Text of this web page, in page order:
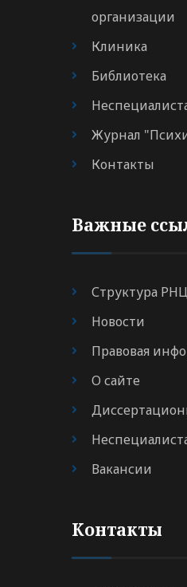
организации
Клиника
Библиотека
Журнал
Контакты
Важные
Структура
Новости
Правовая
О сайте
Вакансии
Контакты